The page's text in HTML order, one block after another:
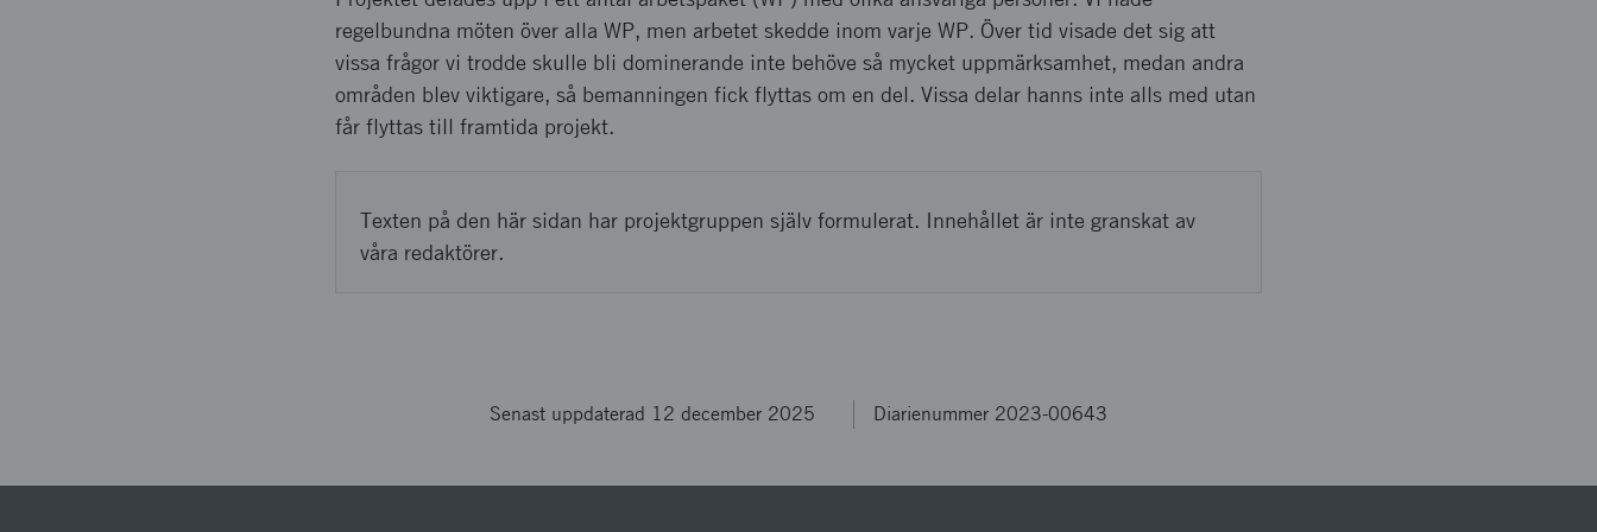
regelbundna möten över alla WP, men arbetet skedde inom varje WP. Över tid visade det sig att
vissa frågor vi trodde skulle bli dominerande inte behöve så mycket uppmärksamhet, medan andra
områden blev viktigare, så bemanningen fick flyttas om en del. Vissa delar hanns inte alls med utan
får flyttas till framtida projekt.
Texten på den här sidan har projektgruppen själv formulerat. Innehållet är inte granskat av
våra redaktörer.
Senast uppdaterad 12 december 2025 Diarienummer 2023-00643